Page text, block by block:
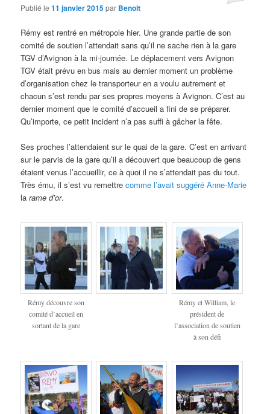
Publié le11 janvier 2015par Benoit
Rémy est rentré en métropole hier. Une grande partie de son
comité de soutien l’attendait sans qu’il ne sache rien à la gare
TGV d’Avignon à la mi-journée. Le déplacement vers Avignon
TGV était prévu en bus mais au dernier moment un problème
d’organisation chez le transporteur en a voulu autrement et
chacun s’est rendu par ses propres moyens à Avignon. C’est au
dernier moment que le comité d’accueil a fini de se préparer.
Qu’importe, ce petit incident n’a pas suffi à gâcher la fête.
Ses proches l’attendaient sur le quai de la gare. C’est en arrivant
sur le parvis de la gare qu’il a découvert que beaucoup de gens
étaient venus l’accueillir, ce à quoi il ne s’attendait pas du tout.
Très ému, il s’est vu remettrecomme l’avait suggéré Anne-Marie
larame d’or.
Rémy découvre son
comité d’accueil en
sortant de la gare
Rémy et William, le
président de
l’association de soutien
à son défi